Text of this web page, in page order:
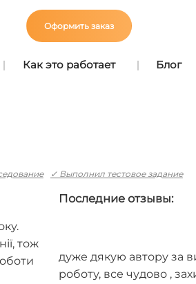
Оформить заказ
Как это работает Блог
✓ Выполнил тестовое задание
тож
Последние отзывы:
дуже дякую автору за
роботу, все чудово ,